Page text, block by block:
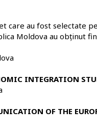
care au fost selectate
Moldova au obținut
INTEGRATION
OF THE